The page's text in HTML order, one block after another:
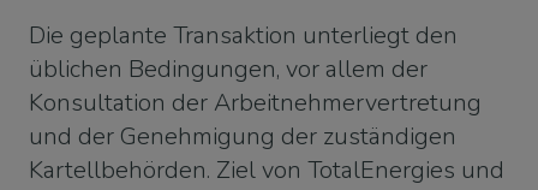
Die geplante Transaktion unterliegt den
üblichen Bedingungen, vor allem der
Konsultation der Arbeitnehmervertretung
und der Genehmigung der zuständigen
Kartellbehörden. Ziel von TotalEnergies und